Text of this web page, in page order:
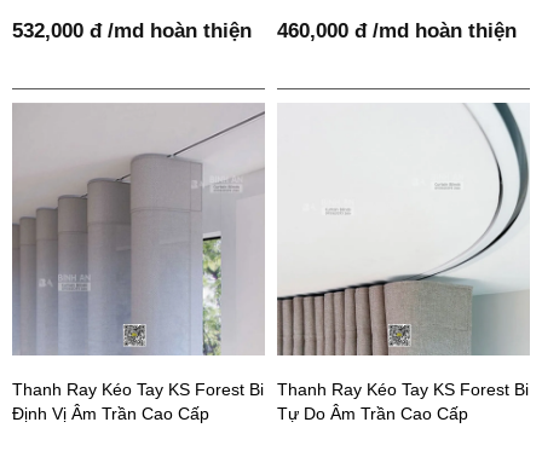
532,000 đ /md hoàn thiện 460,000 đ /md hoàn thiện
Thanh Ray Kéo Tay KS Forest Bi
Định Vị Âm Trần Cao Cấp
Thanh Ray Kéo Tay KS Forest Bi
Tự Do Âm Trần Cao Cấp